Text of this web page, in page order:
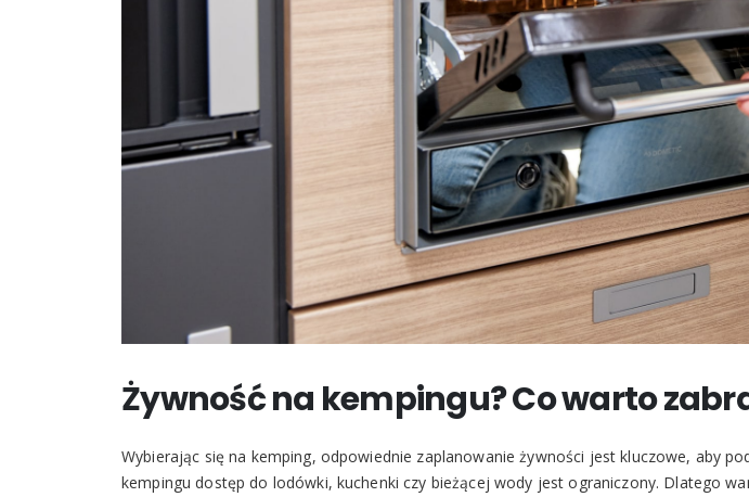
Żywność na kempingu? Co warto
Wybierając się na kemping, odpowiednie zaplanowanie żywności jest kluczowe, aby
kempingu dostęp do lodówki, kuchenki czy bieżącej wody jest ograniczony. Dlatego